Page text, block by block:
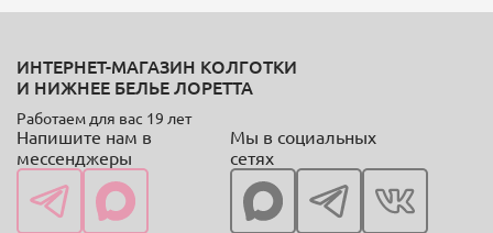
ИНТЕРНЕТ-МАГАЗИН КОЛГОТКИ
И НИЖНЕЕ БЕЛЬЕ ЛОРЕТТА
Работаем для вас 19 лет
Напишите нам в
мессенджеры
Мы в социальных
сетях